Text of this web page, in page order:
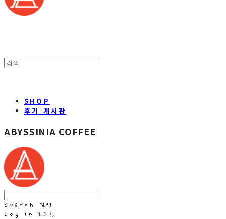
SHOP
후기 게시판
ABYSSINIA COFFEE
Search
검색
Log In
로그인